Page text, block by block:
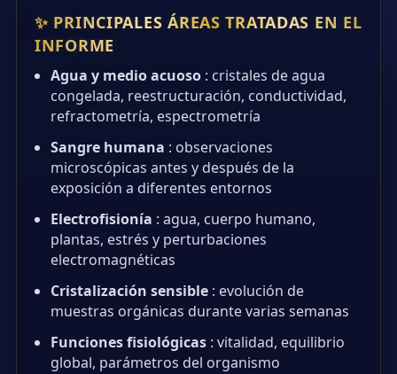
✨ PRINCIPALES ÁREAS TRATADAS EN EL
INFORME
Agua y medio acuoso : cristales de agua
congelada, reestructuración, conductividad,
refractometría, espectrometría
Sangre humana : observaciones
microscópicas antes y después de la
exposición a diferentes entornos
Electrofisionía : agua, cuerpo humano,
plantas, estrés y perturbaciones
electromagnéticas
Cristalización sensible : evolución de
muestras orgánicas durante varias semanas
Funciones fisiológicas : vitalidad, equilibrio
global, parámetros del organismo